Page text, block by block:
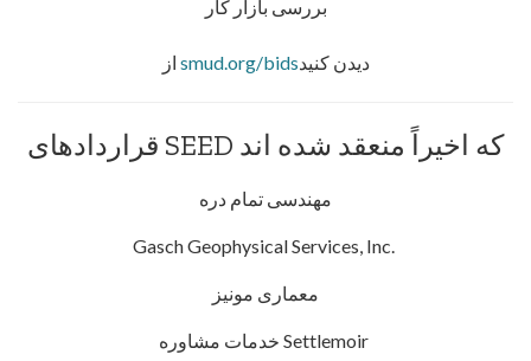
بررسی بازار کار
smud.org/bidsدیدن کنید
قراردادهای SEED که اخیراً منعقد شده اند
مهندسی تمام دره
Gasch Geophysical Services, Inc.
معماری مونیز
خدمات مشاوره Settlemoir